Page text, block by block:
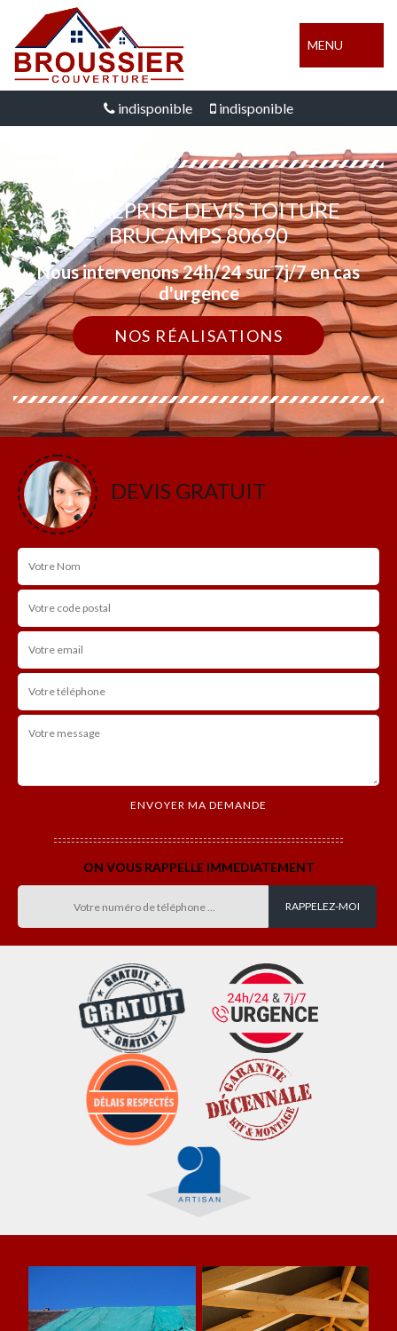
MENU
indisponible indisponible
ENTREPRISE DEVIS TOITURE
BRUCAMPS 80690
Nous intervenons 24h/24 sur 7j/7 en cas
d'urgence
NOS RÉALISATIONS
DEVIS GRATUIT
ON VOUS RAPPELLE IMMEDIATEMENT